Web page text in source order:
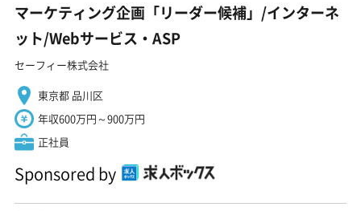
マーケティング企画「リーダー候補」/インターネ
ット/Webサービス・ASP
セーフィー株式会社
東京都 品川区
年収600万円～900万円
正社員
Sponsored by